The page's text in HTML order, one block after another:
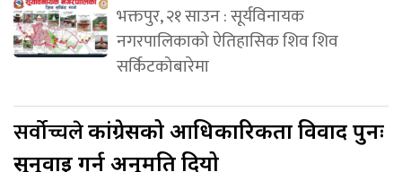
भक्तपुर, २१ साउन : सूर्यविनायक
नगरपालिकाको ऐतिहासिक शिव शिव
सर्किटकोबारेमा
सर्वोच्चलेकांग्रेसको आधिकारिकता विवाद पुनः
सुनुवाइ गर्न अनुमति दियो